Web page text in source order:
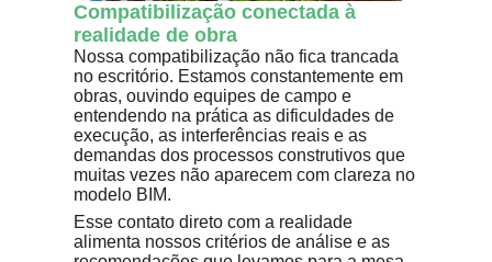
Compatibilização conectada à
realidade de obra
Nossa compatibilização não fica trancada
no escritório. Estamos constantemente em
obras, ouvindo equipes de campo e
entendendo na prática as dificuldades de
execução, as interferências reais e as
demandas dos processos construtivos que
muitas vezes não aparecem com clareza no
modelo BIM.
Esse contato direto com a realidade
alimenta nossos critérios de análise e as